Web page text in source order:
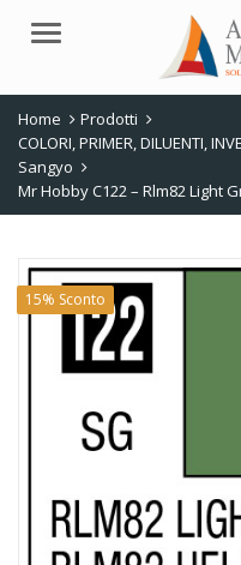
Menu
Home
Prodotti
COLORI, PRIMER, DILUENTI,
Sangyo
Mr Hobby C122 – Rlm82 Light
15% Sconto